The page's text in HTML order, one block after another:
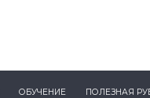
ОБУЧЕНИЕ ПОЛЕЗНАЯ